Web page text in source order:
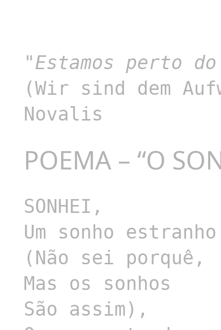
"Estamos perto
(Wir sind dem
Novalis
POEMA – “O
SONHEI,
Um sonho estranho
(Não sei porquê,
Mas os sonhos
São assim),